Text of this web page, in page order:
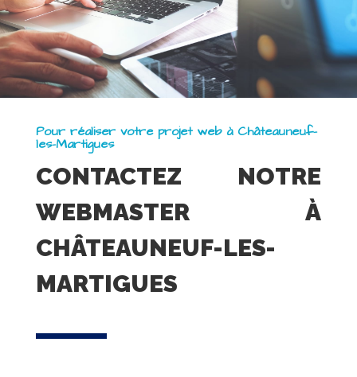
Pour réaliser votre projet web à Châteauneuf-
les-Martigues
CONTACTEZ NOTRE
WEBMASTER À
CHÂTEAUNEUF-LES-
MARTIGUES